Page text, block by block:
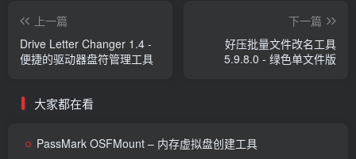
上一篇
Drive Letter Changer 1.4 -
便捷的驱动器盘符管理工具
下一篇
好压批量文件改名工具
5.9.8.0 - 绿色单文件版
大家都在看
PassMark OSFMount – 内存虚拟盘创建工具